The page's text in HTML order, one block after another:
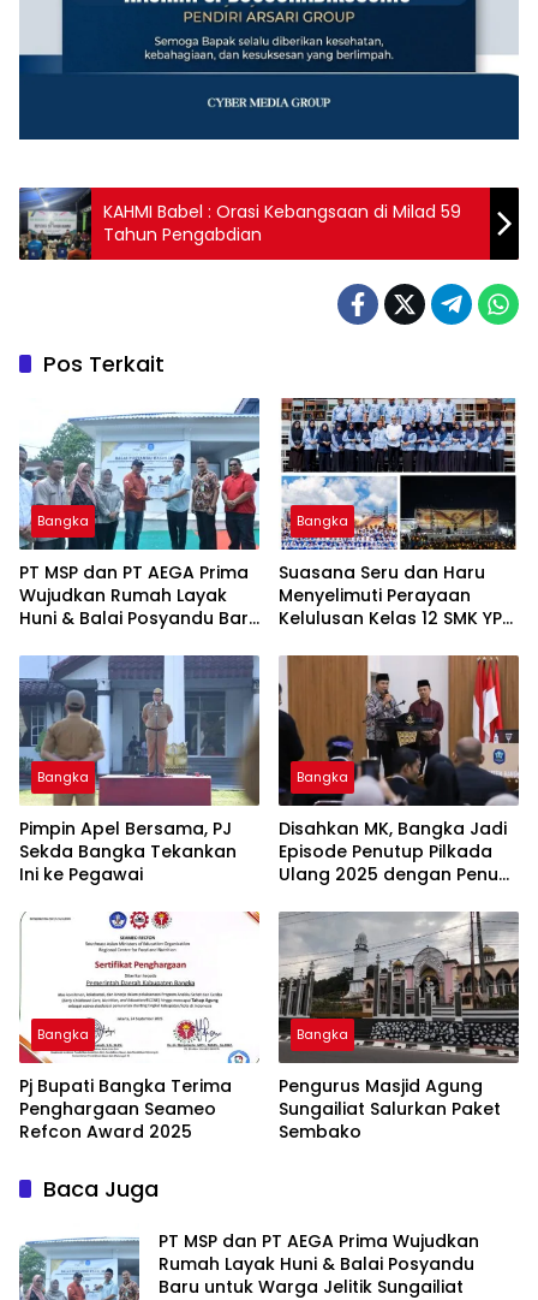
‎KAHMI Babel : Orasi Kebangsaan di Milad 59
Pos Terkait
Bangka
‎PT MSP dan PT AEGA Prima
Wujudkan Rumah Layak
Huni & Balai Posyandu Baru
Sungailiat
Bangka
Suasana Seru dan Haru
Menyelimuti Perayaan
Kelulusan Kelas 12 SMK YPN
Bangka
Pimpin Apel Bersama, PJ
Sekda Bangka Tekankan
Ini ke Pegawai
Bangka
Disahkan MK, Bangka Jadi
Episode Penutup Pilkada
Ulang 2025 dengan Penuh
Bangka
Pj Bupati Bangka Terima
Penghargaan Seameo
Refcon Award 2025
Bangka
Pengurus Masjid Agung
Sungailiat Salurkan Paket
Sembako
Baca Juga
‎PT MSP dan PT AEGA Prima Wujudkan
Rumah Layak Huni & Balai Posyandu
Baru untuk Warga Jelitik Sungailiat